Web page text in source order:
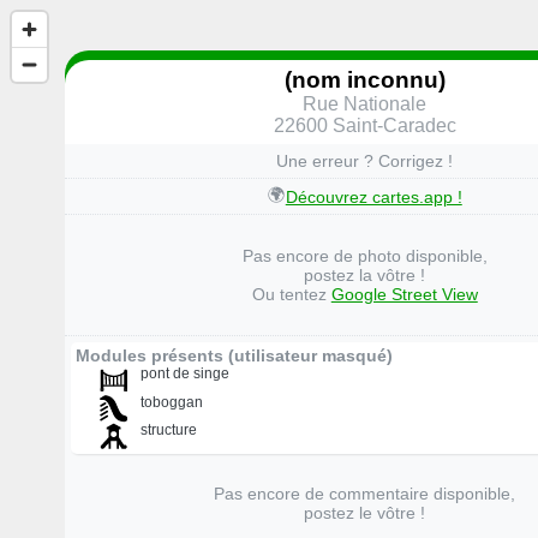
(nom inconnu)
Rue Nationale
22600 Saint-Caradec
Une erreur ? Corrigez !
🌍Découvrez cartes.app !
Pas encore de photo disponible,
postez la vôtre !
Ou tentez Google Street View
Modules présents (utilisateur masqué)
pont de singe
toboggan
structure
Pas encore de commentaire disponible,
postez le vôtre !